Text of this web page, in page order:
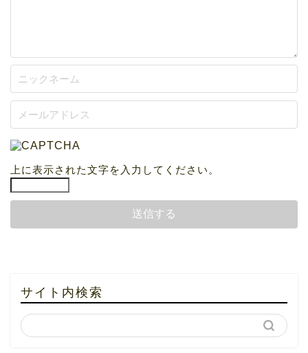
上に表示された文字を入力してください。
サイト内検索